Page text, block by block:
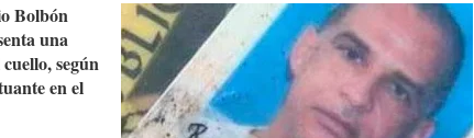
Bolbón
una
según
en el